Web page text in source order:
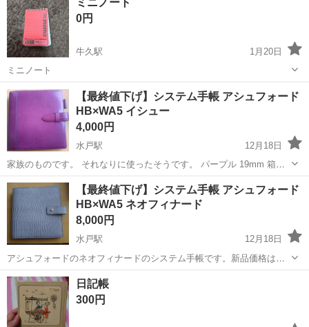
【カテゴリ】ノート 【商品の状態】未使用 【カラー】ピンク系 よろ
しくお願いいたします。
0円
牛久駅
1月20日
ミニノート
茨城 牛久市 牛久駅 手帳
【最終値下げ】システム手帳 アシュフォード
HB×WA5 イシュー
4,000円
水戸駅
12月18日
家族のものです。 それなりに使ったそうです。 パープル 19mm 箱は
ありません。 水戸でお渡し希望ですが、県内でのお渡しも可能です。
茨城 水戸市 水戸駅 手帳 アシュフォード
【最終値下げ】システム手帳 アシュフォード
HB×WA5 ネオフィナード
8,000円
水戸駅
12月18日
アシュフォードのネオフィナードのシステム手帳です。新品価格は約
30,000円。 家族が買ったものですが、使用しなかったそうです。箱は
ありません。 19mm グレーです。 見た感じ傷はありません。きれいで
す。 箱はありません。...
茨城 水戸市 水戸駅
日記帳
300円